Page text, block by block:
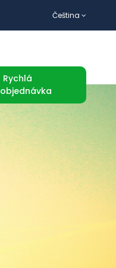
Čeština
Rychlá
objednávka